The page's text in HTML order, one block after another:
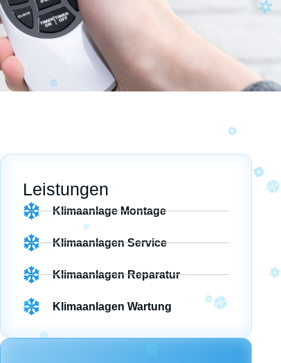
Leistungen
Klimaanlage Montage
Klimaanlagen Service
Klimaanlagen Reparatur
Klimaanlagen Wartung